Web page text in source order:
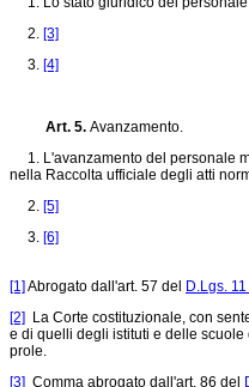
2. [3]
3. [4]
Art. 5. Avanzamento.
1. L'avanzamento del personale
nella Raccolta ufficiale degli atti
2. [5]
3. [6]
[1] Abrogato dall'art. 57 del D.Lgs.
[2] La Corte costituzionale, con
e di quelli degli istituti e delle
prole.
[3] Comma abrogato dall'art. 86 del